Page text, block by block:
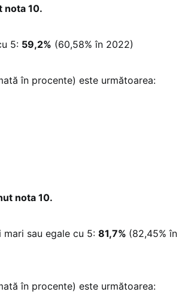
nota 10.
5: 59,2% (60,58% în 2022)
în procente) este următoarea:
nota 10.
mari sau egale cu 5: 81,7% (82,45% în
în procente) este următoarea: